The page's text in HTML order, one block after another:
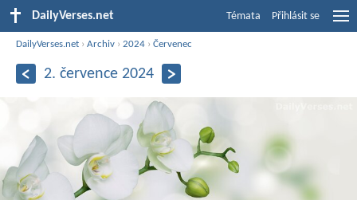
DailyVerses.net Témata Přihlásit se
DailyVerses.net ›Archiv ›2024 ›Červenec
2. července 2024